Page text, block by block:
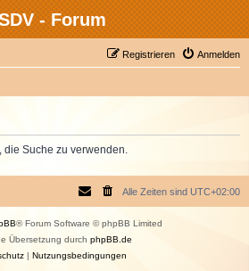
- Forum
Anmelden
Registrieren
die Suche zu verwenden.
Alle Zeiten sind UTC+02:00
® Forum Software © phpBB Limited
Übersetzung durch phpBB.de
| Nutzungsbedingungen